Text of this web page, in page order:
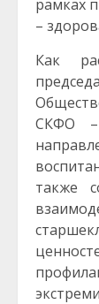
рамках
–
Как
СКФО –
также